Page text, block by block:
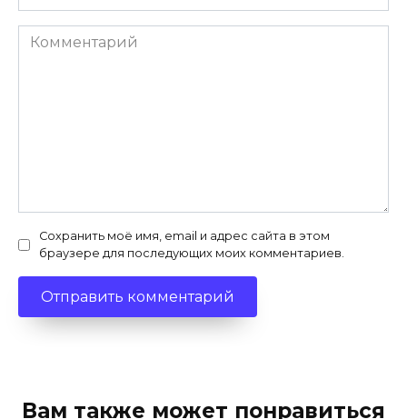
Комментарий
Сохранить моё имя, email и адрес сайта в этом
браузере для последующих моих комментариев.
Вам также может понравиться